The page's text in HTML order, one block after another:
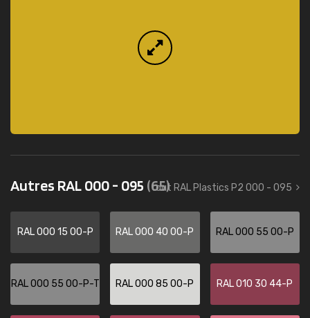
Autres RAL 000 - 095 (65)
tout RAL Plastics P2 000 - 095
RAL 000 15 00-P RAL 000 40 00-P RAL 000 55 00-P
RAL 000 55 00-P-T RAL 000 85 00-P RAL 010 30 44-P